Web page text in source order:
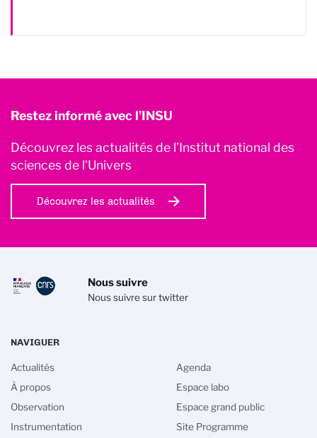
Restez informé avec l'INSU
Découvrez les actualités de l’Institut national des
sciences de l'Univers
Découvrez les actualités
Nous suivre
Nous suivre sur twitter
NAVIGUER
Actualités
À propos
Observation
Instrumentation
Agenda
Espace labo
Espace grand public
Site Programme